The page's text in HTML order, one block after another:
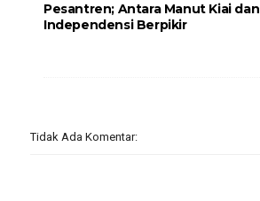
Pesantren; Antara Manut Kiai dan
Independensi Berpikir
Tidak Ada Komentar: